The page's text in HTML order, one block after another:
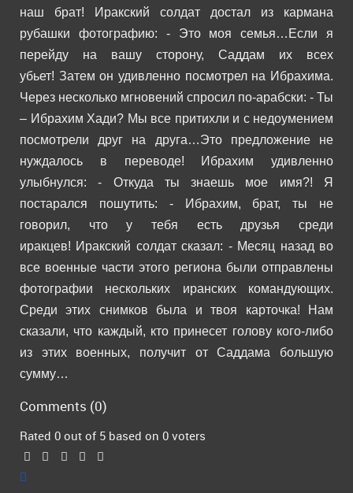
наш брат!
Иракский солдат достал из кармана
рубашки фотографию: - Это моя семья…Если я
перейду на вашу сторону, Саддам их всех
убьет! Затем он удивленно посмотрел на Ибрахима.
Через несколько мгновений спросил по-арабски: - Ты
– Ибрахим Хади? Мы все притихли и с недоумением
посмотрели друг на друга…Это предложение не
нуждалось в переводе! Ибрахим удивленно
улыбнулся:- Откуда ты знаешь мое имя?! Я
постарался пошутить: - Ибрахим, брат, ты не
говорил, что у тебя есть друзья среди
иракцев! Иракский солдат сказал: - Месяц назад во
все военные части этого региона были отправлены
фотографии нескольких иранских командующих.
Среди этих снимков была и твоя карточка! Нам
сказали, что каждый, кто принесет голову кого-либо
из этих военных, получит от Саддама большую
сумму…
Comments (0)
Rated 0 out of 5 based on 0 voters